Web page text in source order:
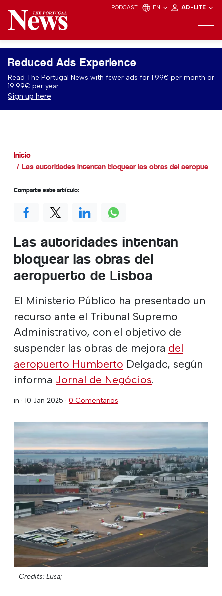
PODCAST EN AD-LITE
Reduced Ads Experience
Read The Portugal News with fewer ads for 1.99€ per month or
19.99€ per year.
Sign up here
Inicio
Las autoridades intentan bloquear las obras del aeropuerto
Las autoridades intentan
bloquear las obras del
aeropuerto de Lisboa
El Ministerio Público ha presentado un
recurso ante el Tribunal Supremo
Administrativo, con el objetivo de
suspender las obras de mejora del
aeropuerto Humberto Delgado, según
informa Jornal de Negócios.
in · 10 Jan 2025 · 0 Comentarios
Credits: Lusa;
Comparte este artículo: